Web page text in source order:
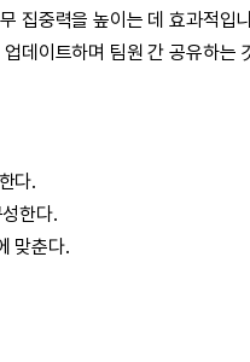
집중력을 높이는 데 효과적
데이트하며 팀원 간 공유하는
다.
한다.
맞춘다.